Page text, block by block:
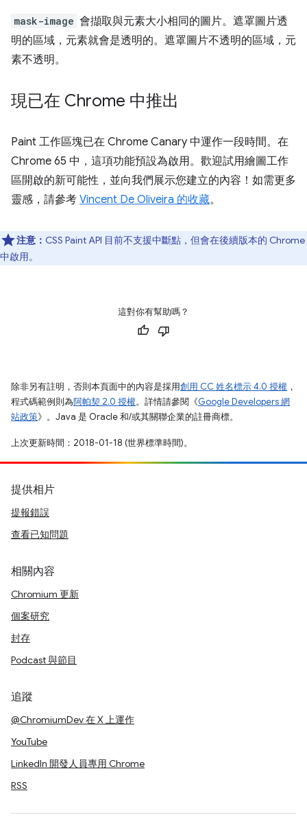
mask-image 會擷取與元素大小相同的圖片。遮罩圖片透
明的區域，元素就會是透明的。遮罩圖片不透明的區域，元
素不透明。
現已在 Chrome 中推出
Paint 工作區塊已在 Chrome Canary 中運作一段時間。在
Chrome 65 中，這項功能預設為啟用。歡迎試用繪圖工作
區開啟的新可能性，並向我們展示您建立的內容！如需更多
靈感，請參考 Vincent De Oliveira 的收藏。
注意： CSS Paint API 目前不支援中斷點，但會在後續版本的 Chrome
中啟用。
這對你有幫助嗎？
除非另有註明，否則本頁面中的內容是採用創用 CC 姓名標示 4.0 授權 ，
程式碼範例則為阿帕契 2.0 授權。詳情請參閱《Google Developers 網
站政策》。Java 是 Oracle 和/或其關聯企業的註冊商標。
上次更新時間：2018-01-18 (世界標準時間)。
提供相片
提報錯誤
查看已知問題
相關內容
Chromium 更新
個案研究
封存
Podcast 與節目
追蹤
@ChromiumDev 在 X 上運作
YouTube
LinkedIn 開發人員專用 Chrome
RSS